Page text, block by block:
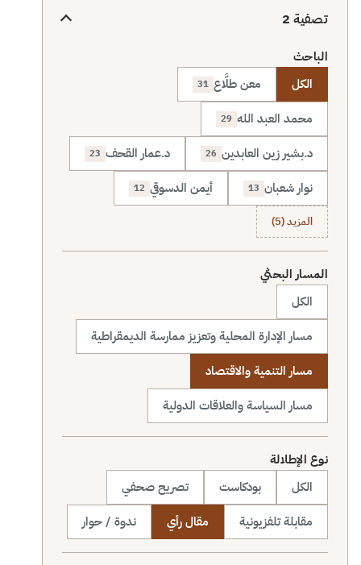
تصفية 2
الباحث
الكل
معن طلَّاع 31
محمد العبد الله 29
د.بشير زين العابدين 26 د.عمار القحف 23
نوار شعبان 13 أيمن الدسوقي 12
المزيد (5)
المسار البحثي
الكل
مسار الإدارة المحلية وتعزيز ممارسة الديمقراطية
مسار التنمية والاقتصاد
مسار السياسة والعلاقات الدولية
نوع الإطلالة
الكل
بودكاست
تصريح صحفي
مقابلة تلفزيونية
مقال رأي ندوة / حوار